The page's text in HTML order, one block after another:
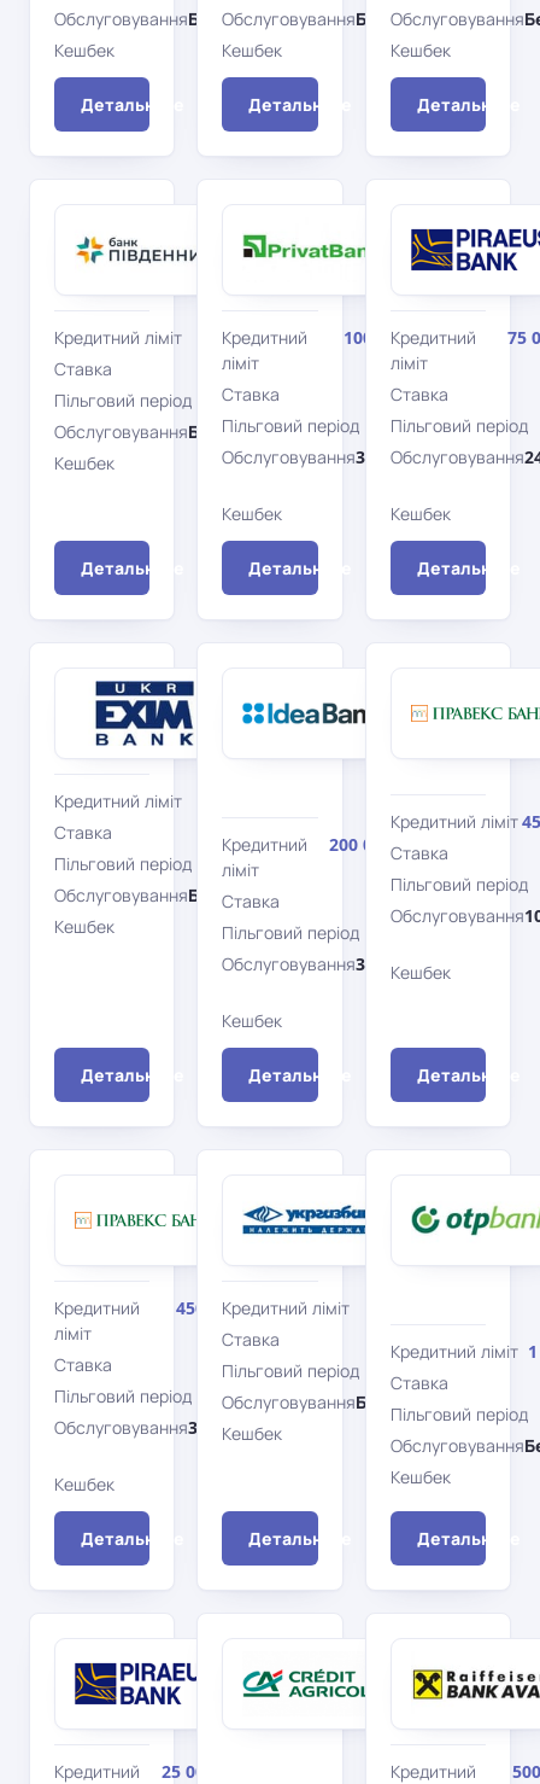
ОбслуговуванняБезкоштовно
Кешбек
Детальніше
ОбслуговуванняБезкоштовно
Кешбек
Так
Детальніше
Обслуговування
Кешбек
Детальніше
Південний
Мрійка
Кредитний ліміт
100 000 грн
Ставка
Пільговий період
55 дн.
ОбслуговуванняБезкоштовно
Кешбек
Ні
Детальніше
Платинова
MasterCard
Кредитний
ліміт
100 000 грн
Ставка
37,2%
Пільговий період
55 дн.
Обслуговування3 600 грн/
Кешбек
Ні
Детальніше
Кредитний
ліміт
75
Ставка
Пільговий період
Обслуговування
Кешбек
Детальніше
Кредитка
Visa
Кредитний ліміт
Ставка
30%
Пільговий період
50 дн.
ОбслуговуванняБезкоштовно
Кешбек
Ні
Детальніше
Card
Кредитний
ліміт
200 000 грн
Ставка
Пільговий період
Обслуговування300 грн/
Кешбек
Детальніше
Кредитний ліміт
Ставка
Пільговий період
Обслуговування
Кешбек
Детальніше
Банк
FAMIGLIA
Кредитний
ліміт
450 000 грн
Ставка
27%
Пільговий період
60 дн.
Обслуговування3 900 грн/
Кешбек
Детальніше
Домовичок
MasterCard
Кредитний ліміт
Ставка
36%
Пільговий період
ОбслуговуванняБезкоштовно
Кешбек
Детальніше
Кредитний ліміт
Ставка
Пільговий період
Обслуговування
Кешбек
Детальніше
Банк
Класична
Кредитний
25 000 грн
Агріколь
Банк
MasterCard
MasterCard
Кредитний